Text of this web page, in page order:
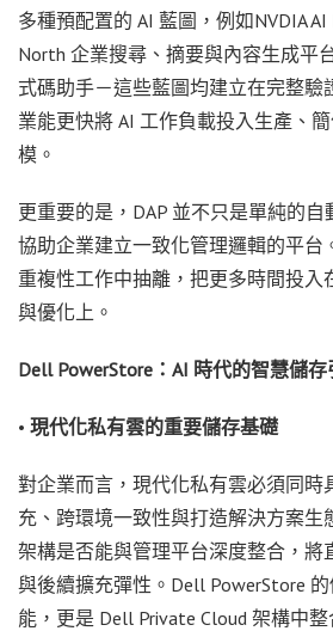
多種預配置的 AI 藍圖，例如NVDIA AI
North 企業搜尋、摘要與內容生成平
式碼助手－這些藍圖均建立在完整驗
業能更快將 AI 工作負載投入生產、
模。
更重要的是，DAP 並不只是單純的
協助企業建立一致化管理邏輯的平台
重複性工作中抽離，把更多時間投入
與優化上。
Dell PowerStore：AI 時代的智慧儲存
• 現代化私有雲的重要儲存基礎
對企業而言，現代化私有雲必須同時
充、跨環境一致性與打造解決方案生
架構是否能與管理平台深度整合，將
與後續擴充彈性。Dell PowerStore
能，更是 Dell Private Cloud 架構中